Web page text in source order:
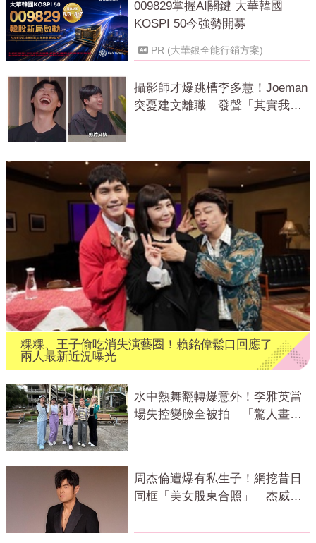
009829掌握AI關鍵 大華韓國
KOSPI 50今強勢開募
PR (大華銀全能行銷方案)
攝影師才爆跳槽李多慧！Joeman
突憂建文離職 發聲「其實我很
粿粿、王子偷吃消失演藝圈！賴銘偉鬆口回應了
兩人最新近況曝光
水中熱舞翻轉爆意外！李雅英當
場失控變臉全被拍 「驚人畫
周杰倫遭爆有私生子！網挖昔日
同框「美女股東合照」 杰威爾